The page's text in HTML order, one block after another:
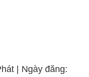
| Ngày đăng: